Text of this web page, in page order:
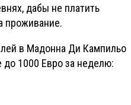
дабы не платить
проживание.
в Мадонна Ди Кампильо
1000 Евро за неделю: